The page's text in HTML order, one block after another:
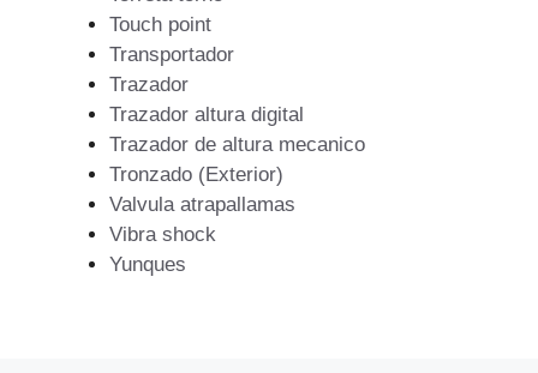
Touch point
Transportador
Trazador
Trazador altura digital
Trazador de altura mecanico
Tronzado (Exterior)
Valvula atrapallamas
Vibra shock
Yunques